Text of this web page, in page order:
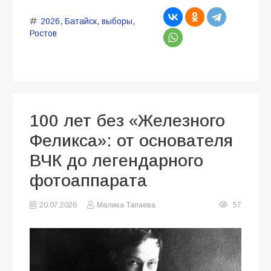
2026, Батайск, выборы,
Ростов
100 лет без «Железного
Феликса»: от основателя
ВЧК до легендарного
фотоаппарата
20.07.2026 Малика Тапаева 57